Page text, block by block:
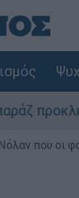
που οι